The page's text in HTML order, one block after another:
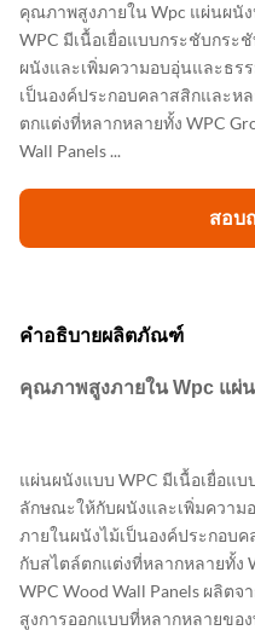
คุณภาพสูงภายใน Wpc แผ่นผนั
WPC มีเนื้อเยื่อแบบกระชับกร
ผนังและเพิ่มความอบอุ่นและธร
เป็นองค์ประกอบคลาสสิกและ
ตกแต่งที่หลากหลายทั้ง WPC
Wall Panels ...
สอบ
คำอธิบายผลิตภัณฑ์
คุณภาพสูงภายใน Wpc แผ่
แผ่นผนังแบบ WPC มีเนื้อเยื่อแ
ลักษณะให้กับผนังและเพิ่มควา
ภายในผนังไม้เป็นองค์ประกอบ
กับสไตล์ตกแต่งที่หลากหลายทั้ง
WPC Wood Wall Panels ผลิ
สูงการออกแบบที่หลากหลายขอ